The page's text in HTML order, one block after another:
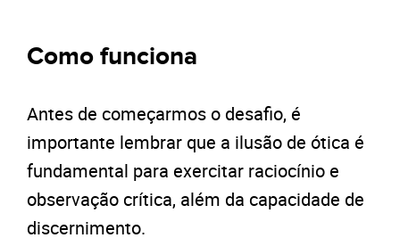
Como funciona
Antes de começarmos o desafio, é
importante lembrar que a ilusão de ótica é
fundamental para exercitar raciocínio e
observação crítica, além da capacidade de
discernimento.